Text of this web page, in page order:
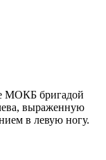
МОКБ бригадой
выраженную
в левую ногу.